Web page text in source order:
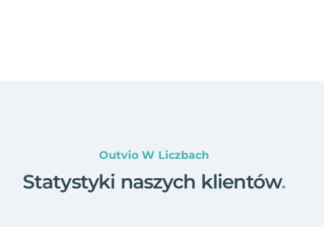
Outvio W Liczbach
Statystyki naszych klientów.